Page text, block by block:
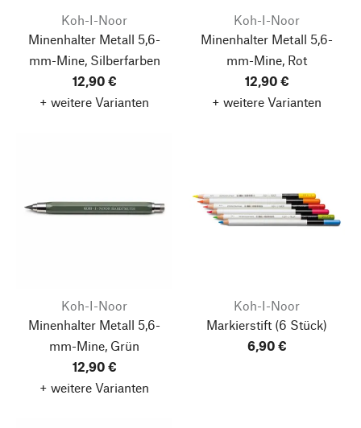
Koh-I-Noor
Minenhalter Metall 5,6-
mm-Mine, Silberfarben
12,90 €
+ weitere Varianten
Koh-I-Noor
Minenhalter Metall 5,6-
mm-Mine, Rot
12,90 €
+ weitere Varianten
Koh-I-Noor
Minenhalter Metall 5,6-
mm-Mine, Grün
12,90 €
+ weitere Varianten
Koh-I-Noor
Markierstift (6 Stück)
6,90 €